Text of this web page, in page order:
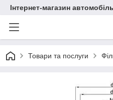
Інтернет-магазин
Товари та послуги